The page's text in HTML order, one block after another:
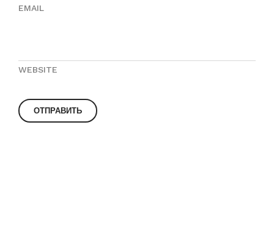
EMAIL
WEBSITE